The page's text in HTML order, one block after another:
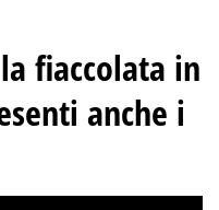
fiaccolata in
anche i